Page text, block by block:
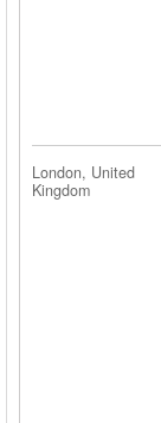
London, United
Kingdom